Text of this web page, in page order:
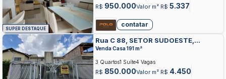
SUPER DESTAQUE
R$ 950.000Valor m² R$ 5.337
contatar
Rua C 88, SETOR SUDOESTE,
GOIANIA
Venda Casa 191 m²
R$ 850.000Valor m² R$ 4.450
3 Quartos1 Suíte4 Vagas